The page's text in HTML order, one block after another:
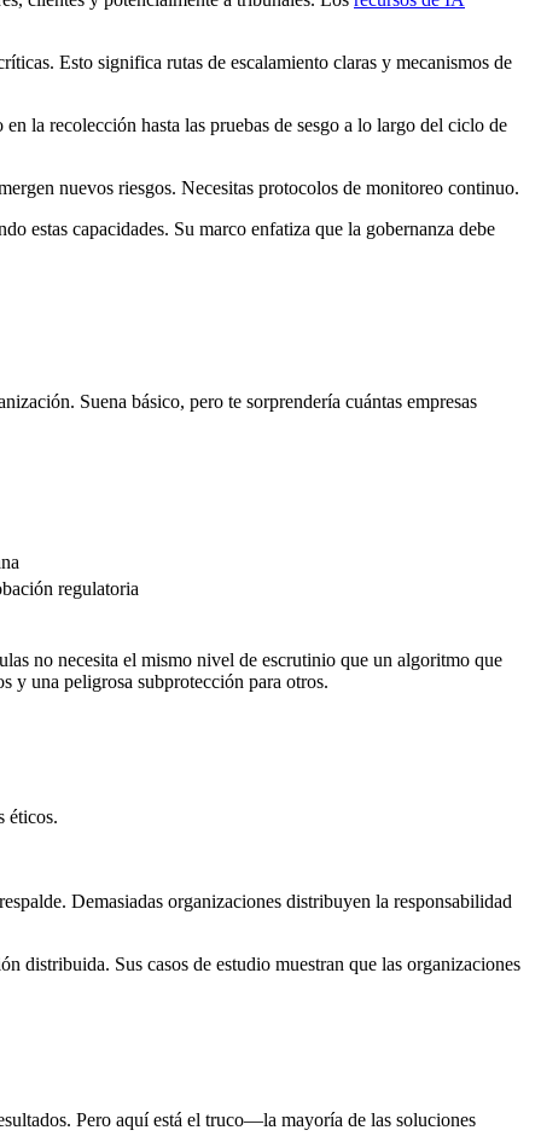
Esto significa rutas de escalamiento claras y mecanismos de
la recolección hasta las pruebas de sesgo a lo largo del ciclo de
nuevos riesgos. Necesitas protocolos de monitoreo continuo.
estas capacidades. Su marco enfatiza que la gobernanza debe
Suena básico, pero te sorprendería cuántas empresas
regulatoria
no necesita el mismo nivel de escrutinio que un algoritmo que
y una peligrosa subprotección para otros.
éticos.
Demasiadas organizaciones distribuyen la responsabilidad
distribuida. Sus casos de estudio muestran que las organizaciones
Pero aquí está el truco—la mayoría de las soluciones